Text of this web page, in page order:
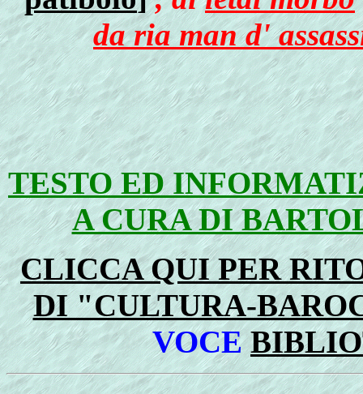
da ria man d'
TESTO ED
A CURA DI
CLICCA QUI PER
DI "CULTURA-
VOCE